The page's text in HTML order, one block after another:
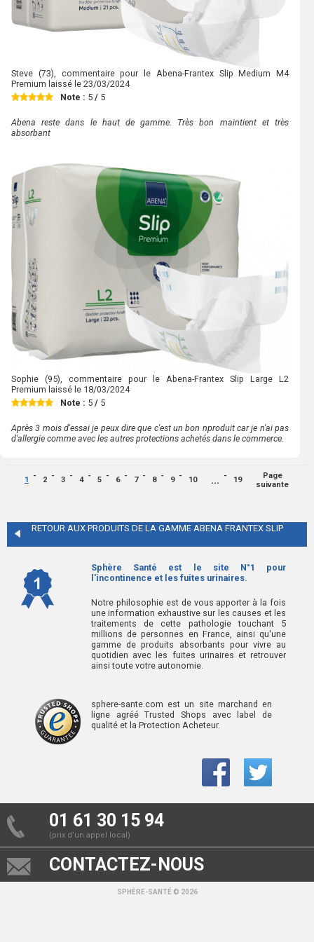
Steve (73), commentaire pour le Abena-Frantex Slip Medium M4
Premium laissé le 23/03/2024
Note : 5 / 5
Abena reste dans le haut de gamme. Très bon maintient et très
absorbant
Sophie (95), commentaire pour le Abena-Frantex Slip Large L2
Premium laissé le 18/03/2024
Note : 5 / 5
Après 3 mois d'essai je peux dire que c'est un bon nproduit car je n'ai pas
d'allergie comme avec les autres protections achetés dans le commerce.
1 2 3 4 5 6 7 8 9 10 ... 19
Page
suivante
RETOUR AUX PRODUITS DE LA GAMME ABENA FRANTEX SLIP
Sphère Santé est le site N°1 pour
l'incontinence et les fuites urinaires.
Notre philosophie est de vous apporter à la fois
une information exhaustive sur les causes et les
traitements de cette pathologie touchant 5
millions de personnes en France, ainsi qu'une
gamme de produits absorbants pour vivre au
quotidien avec les fuites urinaires et retrouver
ainsi toute votre autonomie.
sphere-sante.com est un site marchand en
ligne agréé Trusted Shops avec label de
qualité et la Protection Acheteur.
01 61 30 15 94
(prix d’un appel local)
CONTACTEZ-NOUS
SPHÈRE-SANTÉ © 2026